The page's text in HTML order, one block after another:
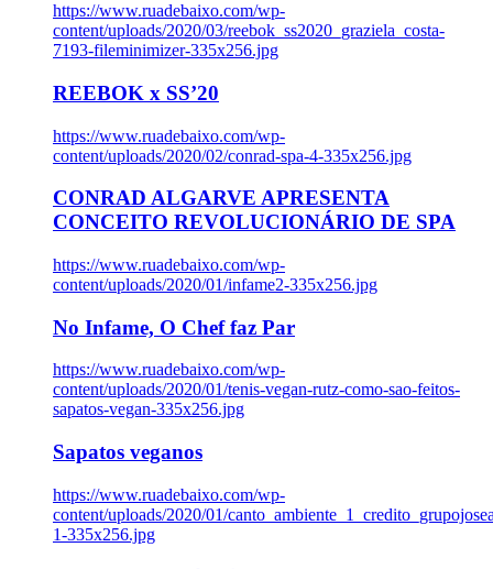
https://www.ruadebaixo.com/wp-
content/uploads/2020/03/reebok_ss2020_graziela_costa-
7193-fileminimizer-335x256.jpg
REEBOK x SS’20
https://www.ruadebaixo.com/wp-
content/uploads/2020/02/conrad-spa-4-335x256.jpg
CONRAD ALGARVE APRESENTA
CONCEITO REVOLUCIONÁRIO DE SPA
https://www.ruadebaixo.com/wp-
content/uploads/2020/01/infame2-335x256.jpg
No Infame, O Chef faz Par
https://www.ruadebaixo.com/wp-
content/uploads/2020/01/tenis-vegan-rutz-como-sao-feitos-
sapatos-vegan-335x256.jpg
Sapatos veganos
https://www.ruadebaixo.com/wp-
content/uploads/2020/01/
1-335x256.jpg